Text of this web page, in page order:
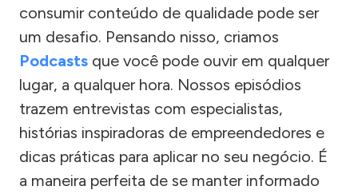
consumir conteúdo de qualidade pode ser
um desafio. Pensando nisso, criamos
Podcasts que você pode ouvir em qualquer
lugar, a qualquer hora. Nossos episódios
trazem entrevistas com especialistas,
histórias inspiradoras de empreendedores e
dicas práticas para aplicar no seu negócio. É
a maneira perfeita de se manter informado